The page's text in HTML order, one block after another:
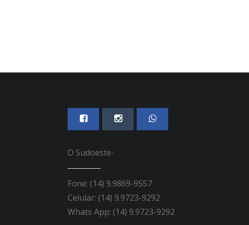
O Sudoeste-
Fone: (14) 9.9869-9557
Celular: (14) 9.9723-9292
Whats App: (14) 9.9723-9292